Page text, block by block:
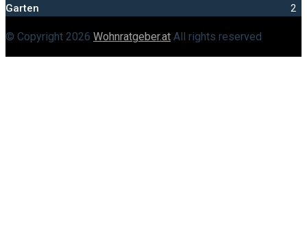
Garten 2
© Copyright 2026 Wohnratgeber.at All rights reserved